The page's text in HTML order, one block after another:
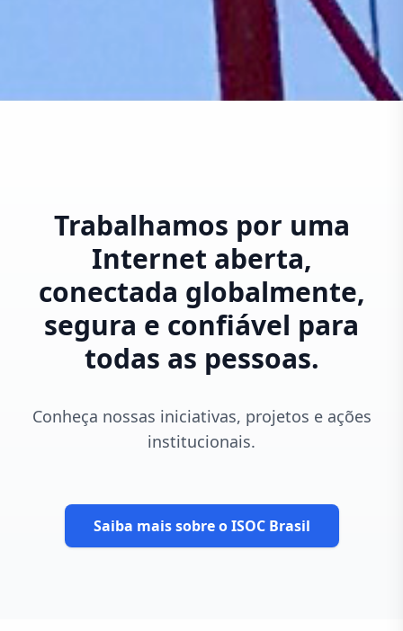
Trabalhamos por uma
Internet aberta,
conectada globalmente,
segura e confiável para
todas as pessoas.
Conheça nossas iniciativas, projetos e ações
institucionais.
Saiba mais sobre o ISOC Brasil